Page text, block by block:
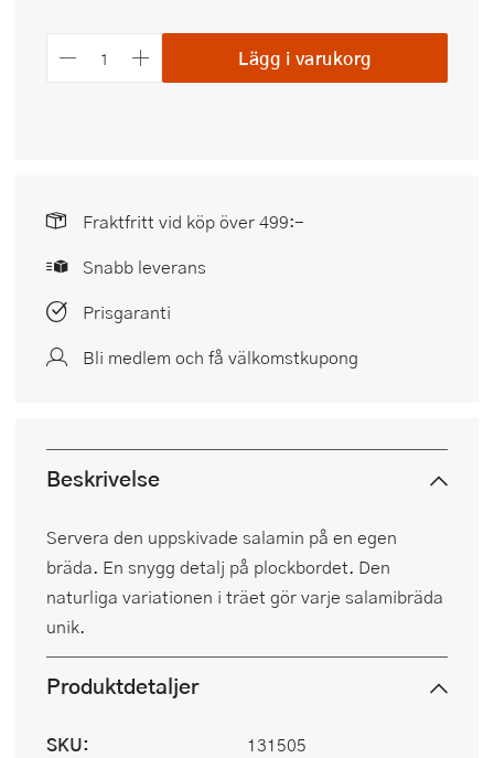
Lägg i varukorg
Fraktfritt vid köp över 499:-
Snabb leverans
Prisgaranti
Bli medlem och få välkomstkupong
Beskrivelse
Servera den uppskivade salamin på en egen
bräda. En snygg detalj på plockbordet. Den
naturliga variationen i träet gör varje salamibräda
unik.
Produktdetaljer
SKU:
131505